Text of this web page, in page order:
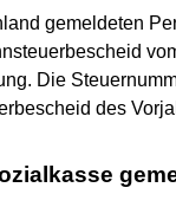
gemeldeten
Die
des